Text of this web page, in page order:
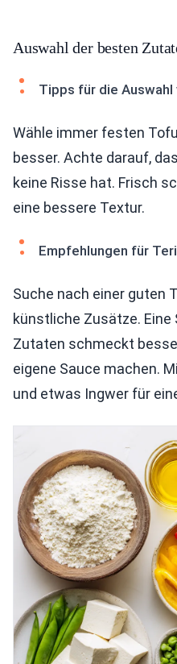
Auswahl der besten
Tipps für die Auswahl
Wähle immer festen
besser. Achte darauf,
keine Risse hat. Frisch
eine bessere Textur.
Empfehlungen für
Suche nach einer guten
künstliche Zusätze.
Zutaten schmeckt
eigene Sauce machen.
und etwas Ingwer für